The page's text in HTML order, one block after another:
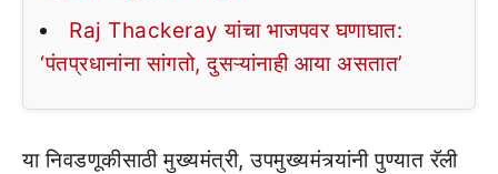
Raj Thackeray यांचा भाजपवर घणाघात:
‘पंतप्रधानांना सांगतो, दुसऱ्यांनाही आया असतात’
या निवडणूकीसाठी मुख्यमंत्री, उपमुख्यमंत्र्यांनी पुण्यात रॅली